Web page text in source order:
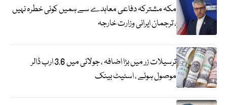
مکہ مشترکہ دفاعی معاہدے سے ہمیں کوئی خطرہ نہیں
، ترجمان ایرانی وزارت خارجہ
ترسیلات زر میں بڑا اضافہ ، جولائی میں 3.6 ارب ڈالر
موصول ہوئے ، اسٹیٹ بینک